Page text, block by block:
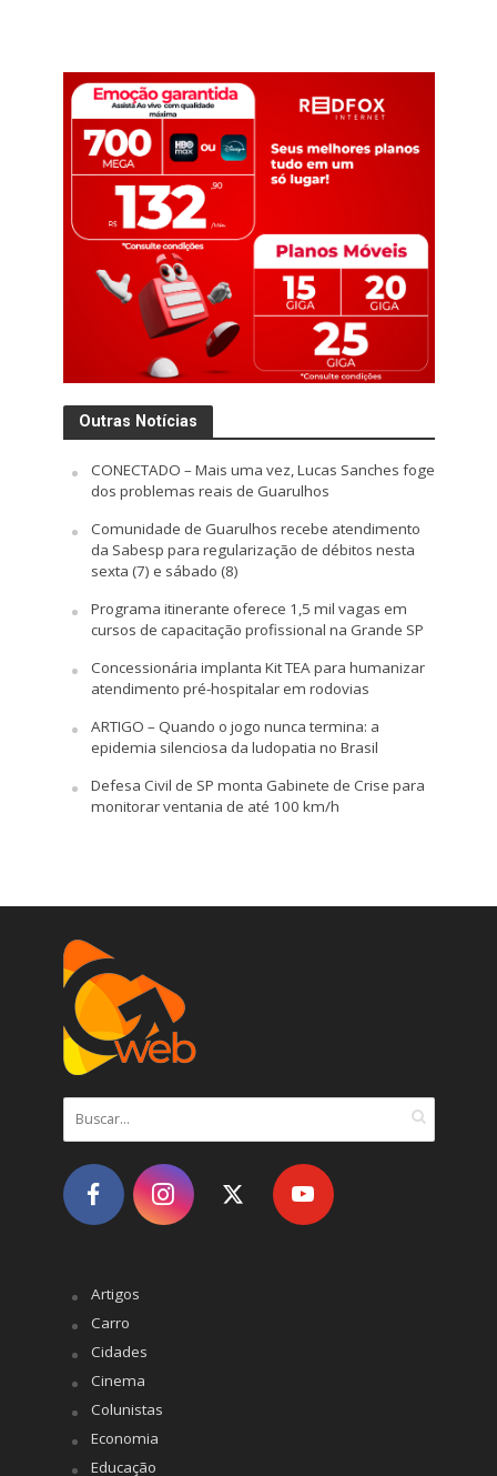
Outras Notícias
CONECTADO – Mais uma vez, Lucas Sanches foge
dos problemas reais de Guarulhos
Comunidade de Guarulhos recebe atendimento
da Sabesp para regularização de débitos nesta
sexta (7) e sábado (8)
Programa itinerante oferece 1,5 mil vagas em
cursos de capacitação profissional na Grande SP
Concessionária implanta Kit TEA para humanizar
atendimento pré-hospitalar em rodovias
ARTIGO – Quando o jogo nunca termina: a
epidemia silenciosa da ludopatia no Brasil
Defesa Civil de SP monta Gabinete de Crise para
monitorar ventania de até 100 km/h
Artigos
Carro
Cidades
Cinema
Colunistas
Economia
Educação